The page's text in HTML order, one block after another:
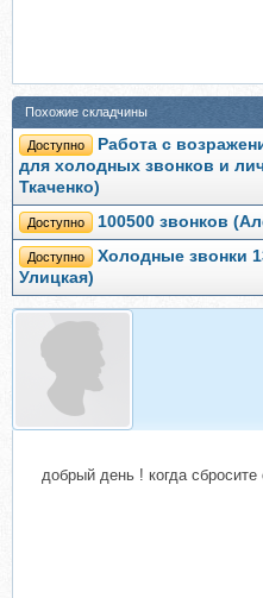
Похожие складчины
Доступно
Работа с
для холодных звонков и
Ткаченко)
Доступно 100500 звoнков
Доступно
Холодные звонки
Улицкая)
добрый день ! когда